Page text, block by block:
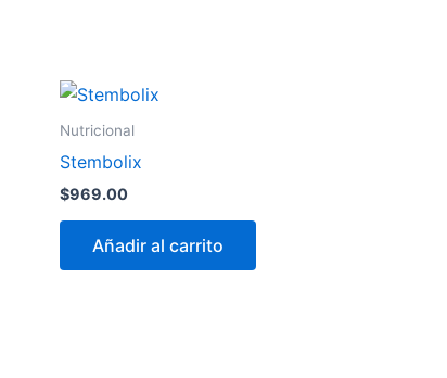
Nutricional
Stembolix
$969.00
Añadir al carrito